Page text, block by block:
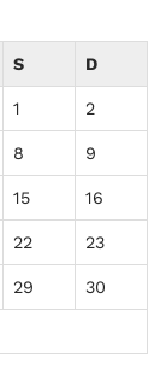
S D
1 2
8 9
15 16
22 23
29 30